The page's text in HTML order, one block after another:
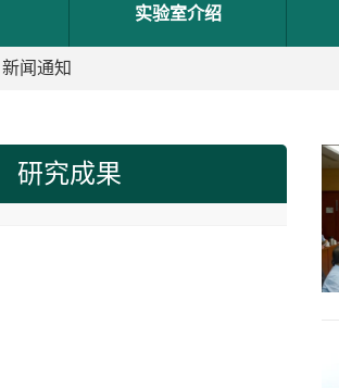
实验室介绍
新闻通知
研究成果